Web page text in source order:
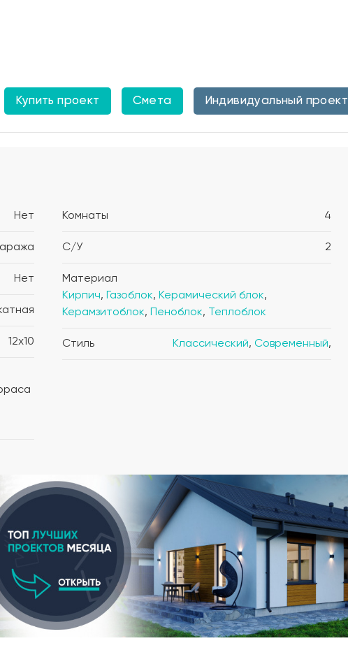
Купить проект Смета Индивидуальный проект
Нет
Нет
12x10
Комнаты 4
С/У 2
Материал
Кирпич, Газоблок, Керамический блок,
Керамзитоблок, Пеноблок, Теплоблок
Стиль Классический, Современный,